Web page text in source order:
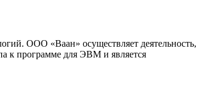
ООО «Ваан» осуществляет деятельность,
к программе для ЭВМ и является